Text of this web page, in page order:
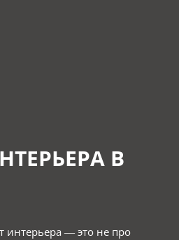
В
интерьера — это не про